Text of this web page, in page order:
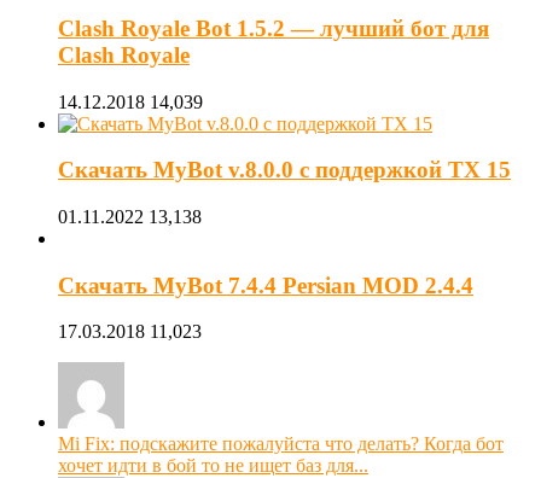
Clash Royale Bot 1.5.2 — лучший бот для
Clash Royale
14.12.2018 14,039
Скачать MyBot v.8.0.0 с поддержкой ТХ 15
01.11.2022 13,138
Скачать MyBot 7.4.4 Persian MOD 2.4.4
17.03.2018 11,023
Mi Fix: подскажите пожалуйста что делать? Когда бот
хочет идти в бой то не ищет баз для...